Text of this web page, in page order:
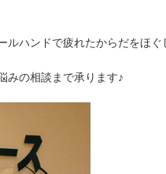
ルハンドで疲れたからだをほぐ
みの相談まで承ります♪